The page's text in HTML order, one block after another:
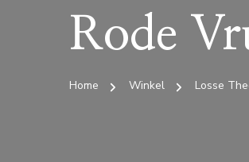
Rode
Home Winkel Losse